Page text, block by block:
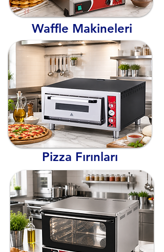
Waffle Makineleri
Pizza Fırınları